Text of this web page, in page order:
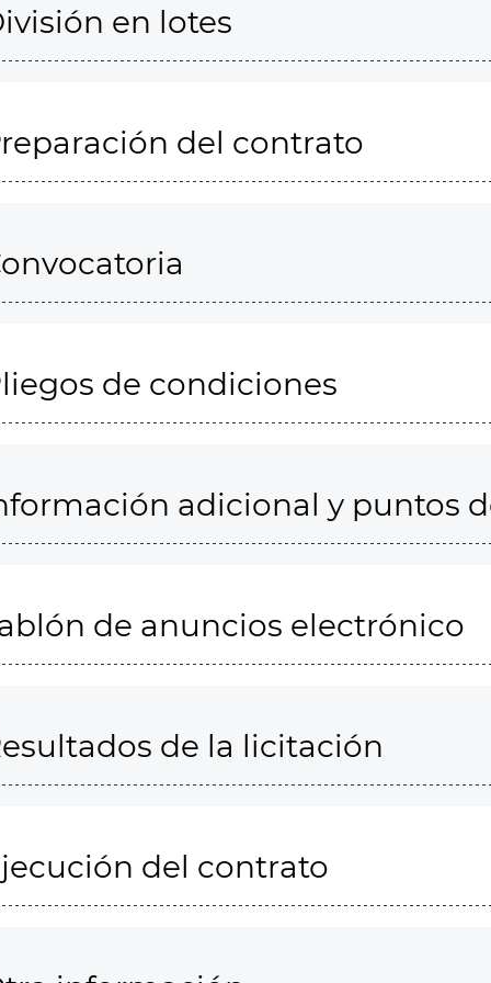
en lotes
del contrato
de condiciones
adicional y puntos
de anuncios electrónico
de la licitación
del contrato